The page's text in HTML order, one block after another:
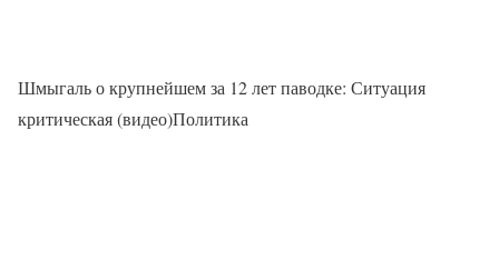
Шмыгаль о крупнейшем за 12 лет паводке: Ситуация
критическая (видео)Политика